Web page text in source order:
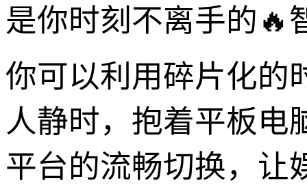
是你时刻不离手的🔥
你可以利用碎片化的
人静时，抱着平板电
平台的流畅切换，让